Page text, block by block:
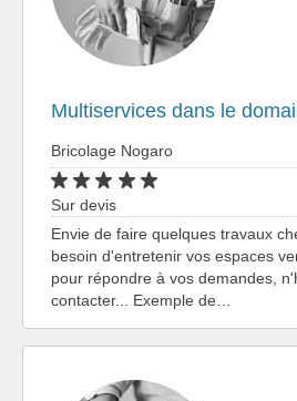
Multiservices dans le
Bricolage Nogaro
Sur devis
Envie de faire quelques travaux
besoin d'entretenir vos espaces
pour répondre à vos demandes,
contacter... Exemple de…